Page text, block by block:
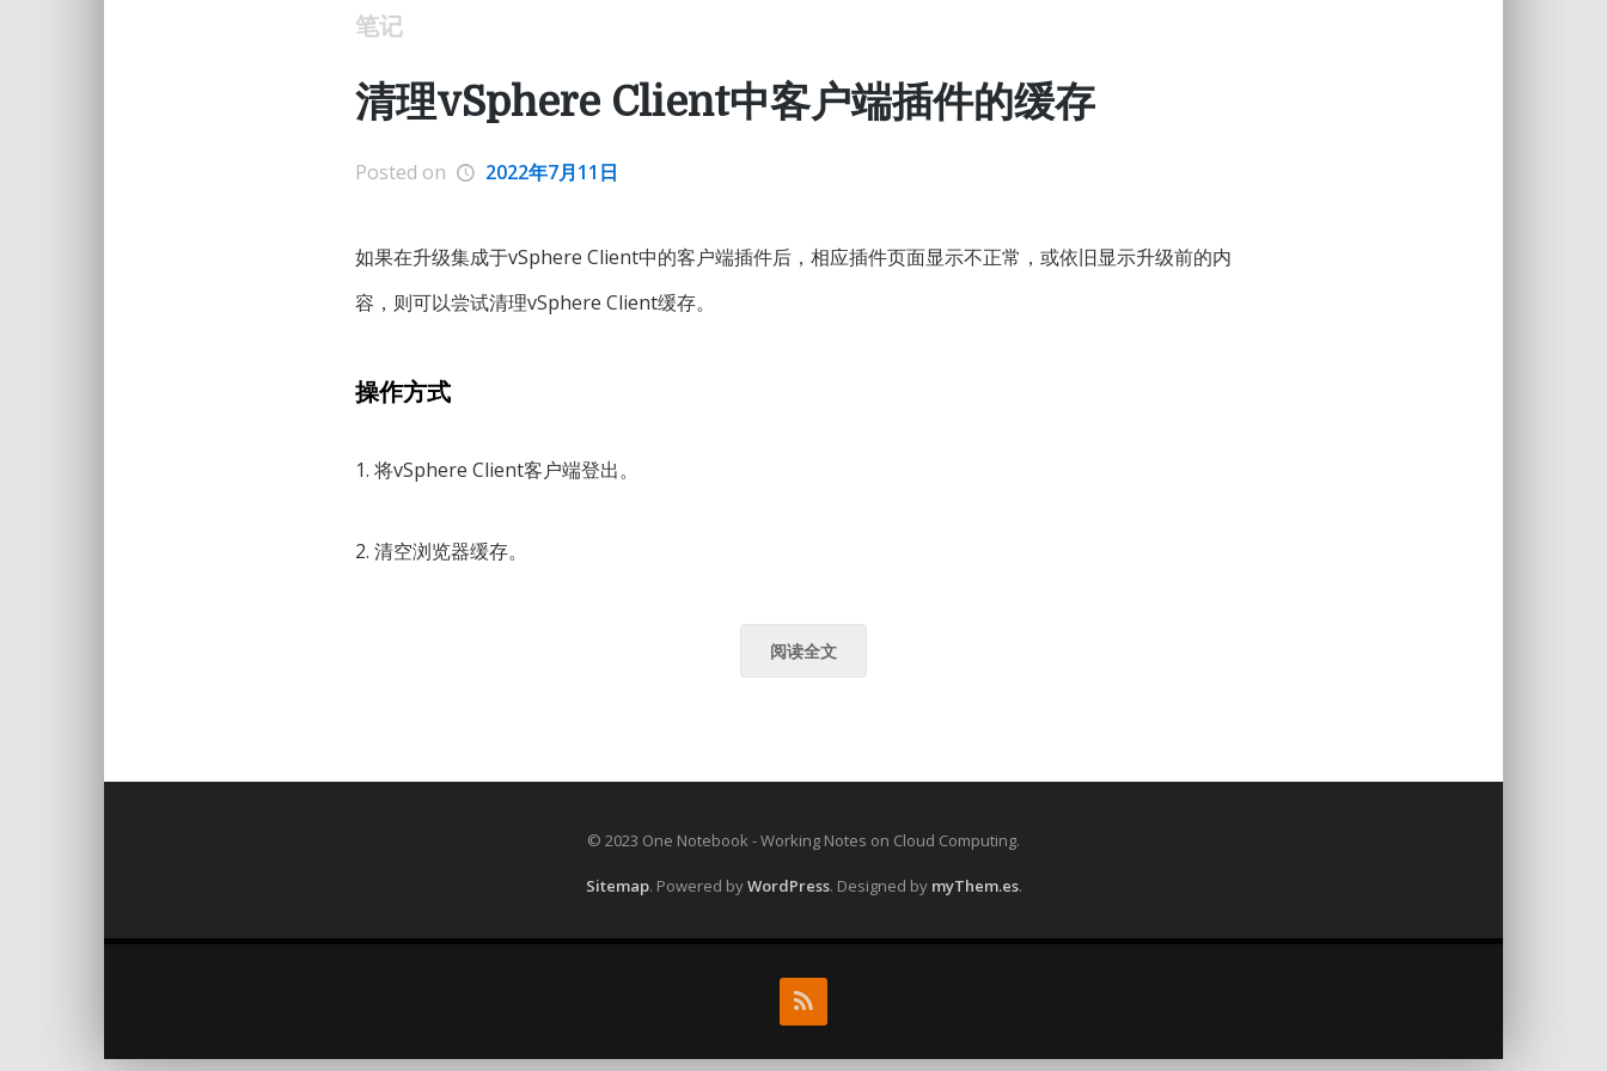
笔记
清理vSphere Client中客户端插件的缓存
Posted on 2022年7月11日
如果在升级集成于vSphere Client中的客户端插件后，相应插件页面显示不正常，或依旧显示升级前的内
容，则可以尝试清理vSphere Client缓存。
操作方式
1. 将vSphere Client客户端登出。
2. 清空浏览器缓存。
阅读全文
© 2023 One Notebook - Working Notes on Cloud Computing.
Sitemap. Powered byWordPress. Designed by myThem.es.